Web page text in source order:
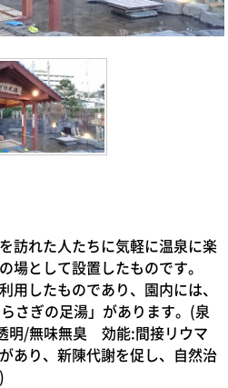
訪れた人たちに気軽に温泉に楽
場として設置したものです。
用したものであり、園内には、
さぎの足湯」があります。(泉
明/無味無臭 効能:間接リウマ
あり、新陳代謝を促し、自然治